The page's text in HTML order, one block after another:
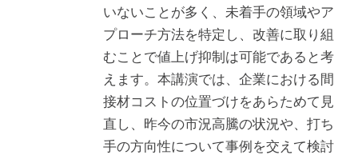
いないことが多く、未着手の領域やア
プローチ方法を特定し、改善に取り組
むことで値上げ抑制は可能であると考
えます。本講演では、企業における間
接材コストの位置づけをあらためて見
直し、昨今の市況高騰の状況や、打ち
手の方向性について事例を交えて検討